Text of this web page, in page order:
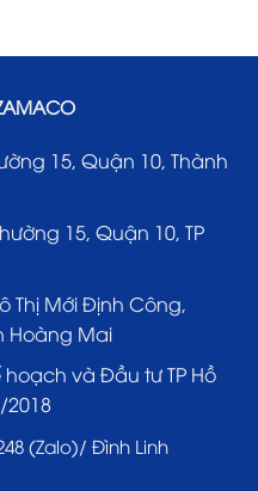
15, Quận 10, Thành
15, Quận 10, TP
Thị Mới Định Công,
Hoàng Mai
hoạch và Đầu tư TP Hồ
(Zalo)/ Đình Linh